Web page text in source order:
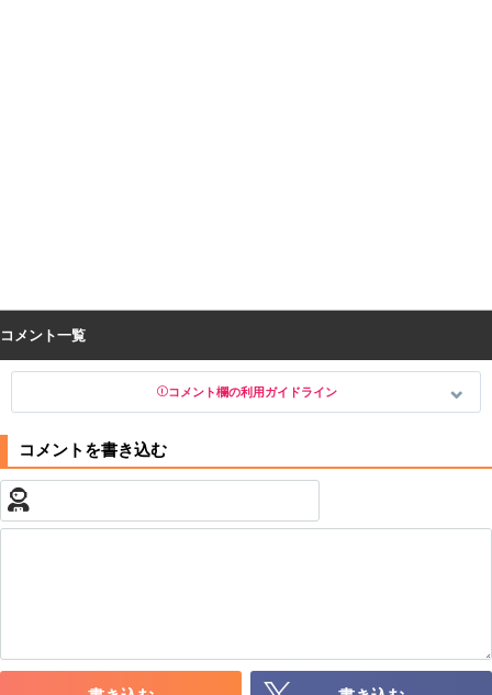
コメント一覧
コメント欄の利用ガイドライン
以下の書き込みを禁止とし、場合によってはコメント削除や書き込み制
限を行う可能性がございます。 あらかじめご了承ください。
・公序良俗に反する投稿
・アカウントの売買など金銭が絡む内容の投稿
・各ゲームのネタバレを含む内容の投稿